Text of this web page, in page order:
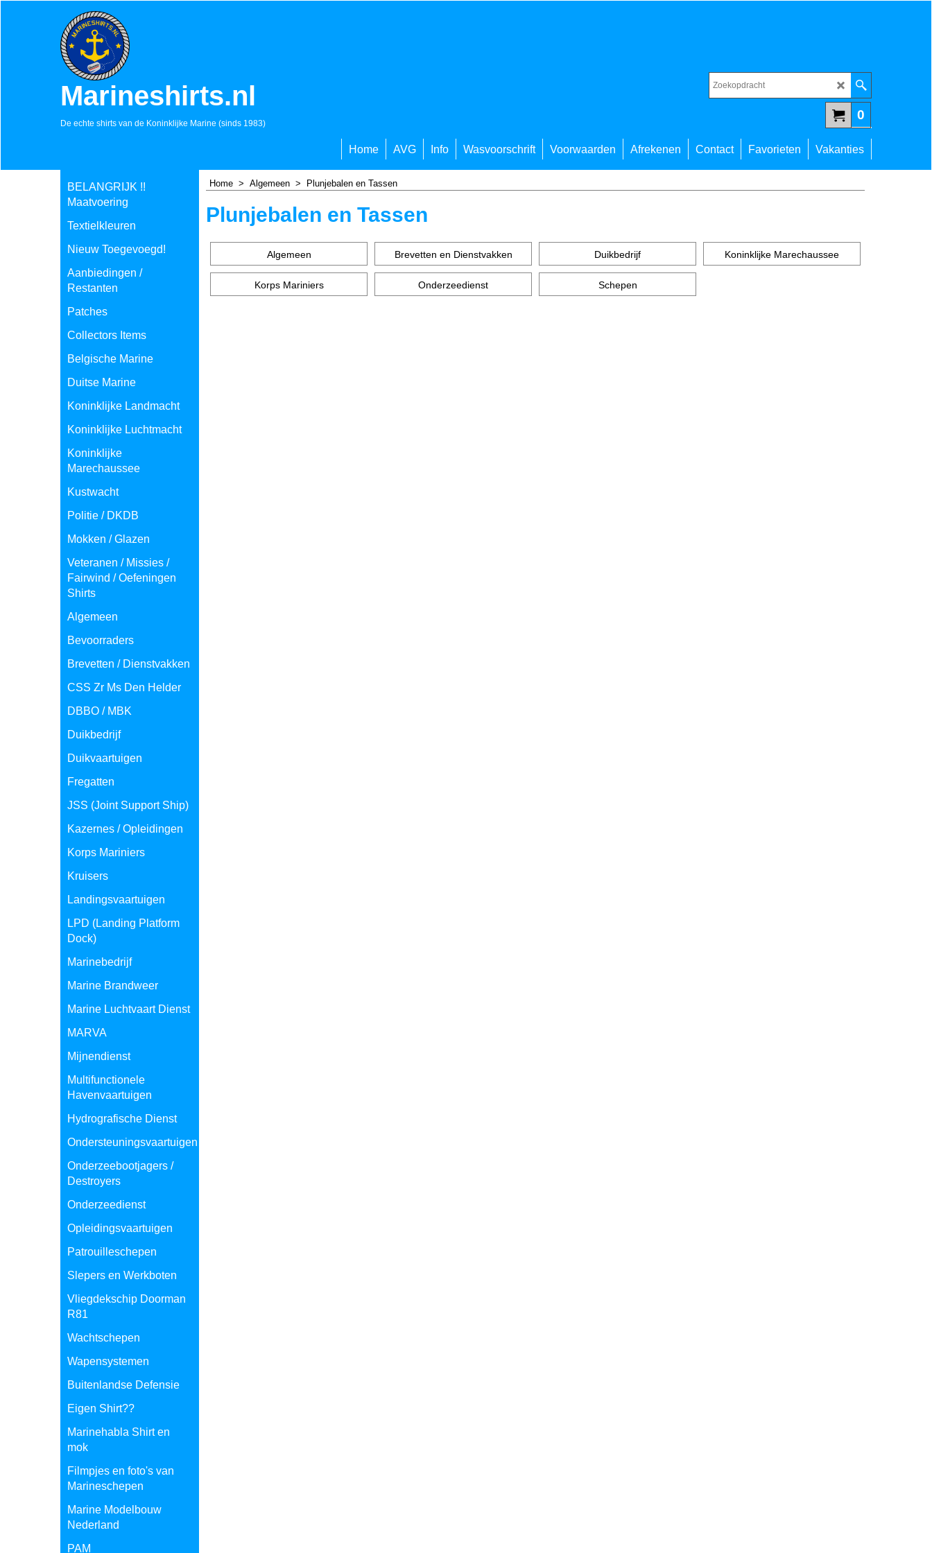
Marineshirts.nl
De echte shirts van de Koninklijke Marine (sinds 1983)
0
Home AVG Info Wasvoorschrift Voorwaarden Afrekenen Contact Favorieten Vakanties
BELANGRIJK !!
Maatvoering
Textielkleuren
Nieuw Toegevoegd!
Aanbiedingen /
Restanten
Patches
Collectors Items
Belgische Marine
Duitse Marine
Koninklijke Landmacht
Koninklijke Luchtmacht
Koninklijke
Marechaussee
Kustwacht
Politie / DKDB
Mokken / Glazen
Veteranen / Missies /
Fairwind / Oefeningen
Shirts
Algemeen
Bevoorraders
Brevetten / Dienstvakken
CSS Zr Ms Den Helder
DBBO / MBK
Duikbedrijf
Duikvaartuigen
Fregatten
JSS (Joint Support Ship)
Kazernes / Opleidingen
Korps Mariniers
Kruisers
Landingsvaartuigen
LPD (Landing Platform
Dock)
Marinebedrijf
Marine Brandweer
Marine Luchtvaart Dienst
MARVA
Mijnendienst
Multifunctionele
Havenvaartuigen
Hydrografische Dienst
Ondersteuningsvaartuigen
Onderzeebootjagers /
Destroyers
Onderzeedienst
Opleidingsvaartuigen
Patrouilleschepen
Slepers en Werkboten
Vliegdekschip Doorman
R81
Wachtschepen
Wapensystemen
Buitenlandse Defensie
Eigen Shirt??
Marinehabla Shirt en
mok
Filmpjes en foto's van
Marineschepen
Marine Modelbouw
Nederland
PAM
Home > Algemeen > Plunjebalen en Tassen
Plunjebalen en Tassen
Algemeen Brevetten en Dienstvakken Duikbedrijf Koninklijke Marechaussee
Korps Mariniers Onderzeedienst Schepen